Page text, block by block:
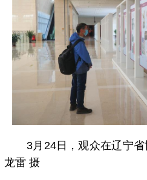
3月24日，观众在辽宁省
龙雷 摄